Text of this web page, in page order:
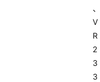
、
V
R
2
3
3